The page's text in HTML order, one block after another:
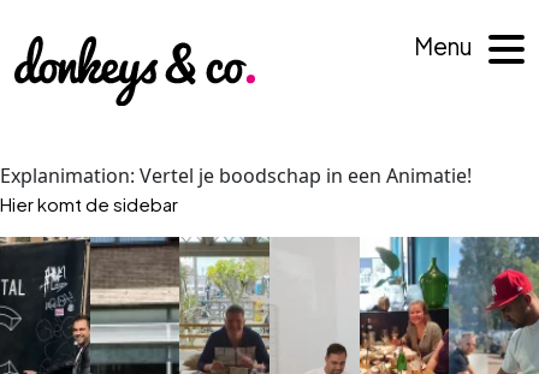
Menu
Explanimation: Vertel je boodschap in een Animatie!
Hier komt de sidebar